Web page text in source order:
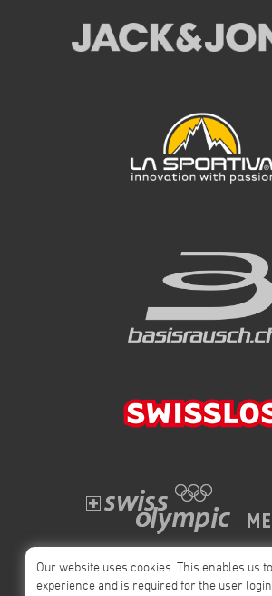
Our website uses cookies. This enables us
experience and is required for the user